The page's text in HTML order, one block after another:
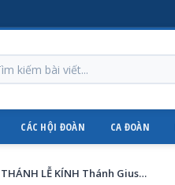
CÁC HỘI ĐOÀN CA ĐOÀN
THÔNG BÁO : THÁNH LỄ KÍNH Thánh Giuse – BỔN MẠNG Giáo xứ Phú Hòa